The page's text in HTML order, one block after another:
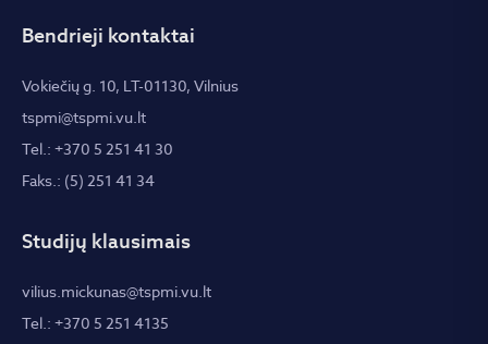
Bendrieji kontaktai
Vokiečių g. 10, LT-01130, Vilnius
tspmi@tspmi.vu.lt
Tel.: +370 5 251 41 30
Faks.: (5) 251 41 34
Studijų klausimais
vilius.mickunas@tspmi.vu.lt
Tel.: +370 5 251 4135